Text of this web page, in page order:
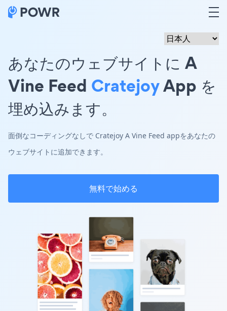
あなたのウェブサイトに A
Vine Feed CratejoyApp を
埋め込みます。
面倒なコーディングなしで Cratejoy A Vine Feed appをあなたの
ウェブサイトに追加できます。
無料で始める